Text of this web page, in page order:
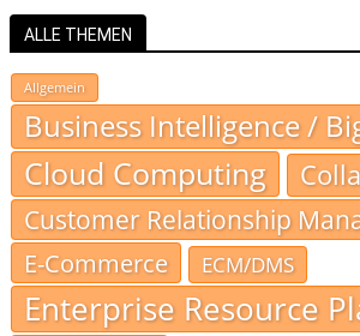
ALLE THEMEN
Allgemein
Business Intelligence /
Cloud Computing
Customer Relationship
E-Commerce
ECM/DMS
Enterprise Resource